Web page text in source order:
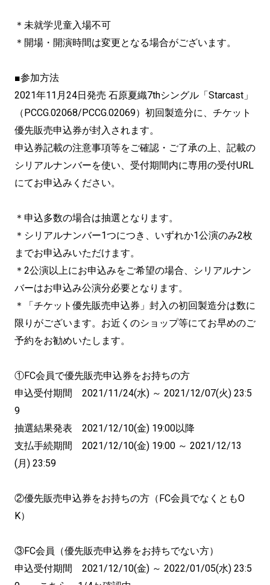
＊未就学児童入場不可
＊開場・開演時間は変更となる場合がございます。
■参加方法
2021年11月24日発売 石原夏織7thシングル「Starcast」
（PCCG.02068/PCCG.02069）初回製造分に、チケット
優先販売申込券が封入されます。
申込券記載の注意事項等をご確認・ご了承の上、記載の
シリアルナンバーを使い、受付期間内に専用の受付URL
にてお申込みください。
＊申込多数の場合は抽選となります。
＊シリアルナンバー1つにつき、いずれか1公演のみ2枚
までお申込みいただけます。
＊2公演以上にお申込みをご希望の場合、シリアルナン
バーはお申込み公演分必要となります。
＊「チケット優先販売申込券」封入の初回製造分は数に
限りがございます。お近くのショップ等にてお早めのご
予約をお勧めいたします。
①FC会員で優先販売申込券をお持ちの方
申込受付期間 2021/11/24(水) ～ 2021/12/07(火) 23:5
9
抽選結果発表 2021/12/10(金) 19:00以降
支払手続期間 2021/12/10(金) 19:00 ～ 2021/12/13
(月) 23:59
②優先販売申込券をお持ちの方（FC会員でなくともO
K）
③FC会員（優先販売申込券をお持ちでない方）
申込受付期間 2021/12/10(金) ～ 2022/01/05(水) 23:5